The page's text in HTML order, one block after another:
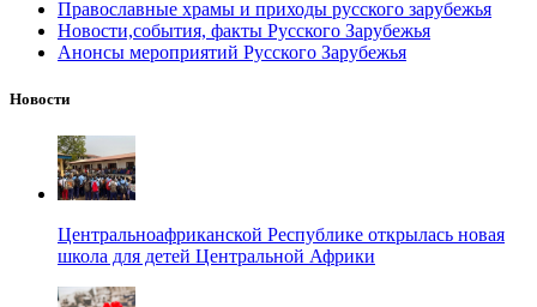
Православные храмы и приходы русского зарубежья
Новости,события, факты Русского Зарубежья
Анонсы мероприятий Русского Зарубежья
Новости
Центральноафриканской Республике открылась новая
школа для детей Центральной Африки